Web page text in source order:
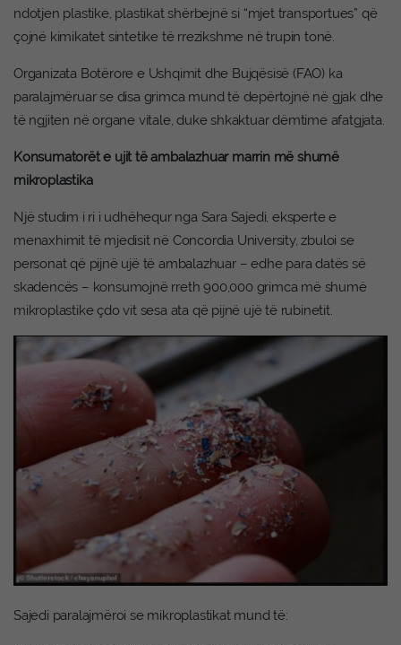
ndotjen plastike, plastikat shërbejnë si “mjet transportues” që
çojnë kimikatet sintetike të rrezikshme në trupin tonë.
Organizata Botërore e Ushqimit dhe Bujqësisë (FAO) ka
paralajmëruar se disa grimca mund të depërtojnë në gjak dhe
të ngjiten në organe vitale, duke shkaktuar dëmtime afatgjata.
Konsumatorët e ujit të ambalazhuar marrin më shumë
mikroplastika
Një studim i ri i udhëhequr nga Sara Sajedi, eksperte e
menaxhimit të mjedisit në Concordia University, zbuloi se
personat që pijnë ujë të ambalazhuar – edhe para datës së
skadencës – konsumojnë rreth 900,000 grimca më shumë
mikroplastike çdo vit sesa ata që pijnë ujë të rubinetit.
Sajedi paralajmëroi se mikroplastikat mund të: